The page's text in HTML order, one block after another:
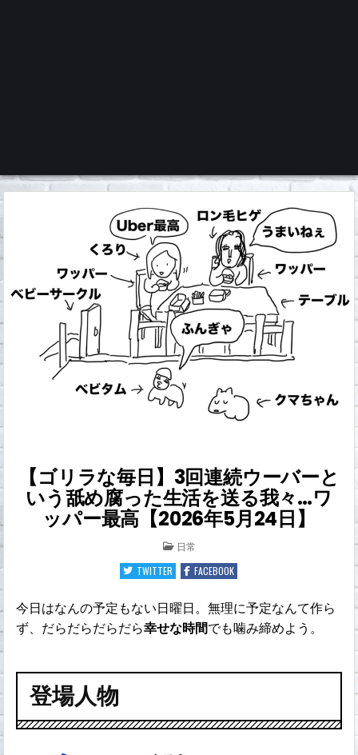
くろチャンネル
【ゴリラな毎日】3回連続ウーバーと
いう舐め腐った生活を送る我々…ワ
ッパー最高【2026年5月24日】
POSTED
IN
日常
TWITTER
FACEBOOK
今日はなんの予定もない日曜日。無理に予定なんて作ら
ず、だらだらだらだら幸せな時間でも噛み締めよう。
登場人物